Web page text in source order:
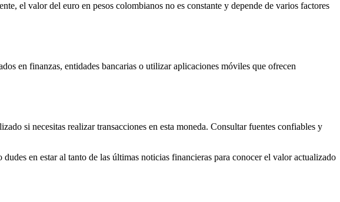
el valor del euro en pesos colombianos no es constante y depende de varios factores
en finanzas, entidades bancarias o utilizar aplicaciones móviles que ofrecen
si necesitas realizar transacciones en esta moneda. Consultar fuentes confiables y
en estar al tanto de las últimas noticias financieras para conocer el valor actualizado